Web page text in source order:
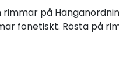
rimmar på
fonetiskt. Rösta på